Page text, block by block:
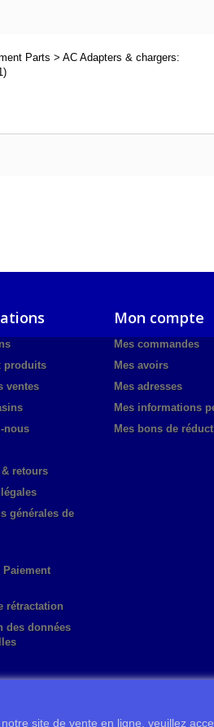
Parts > AC Adapters & chargers:
produits
ventes
nous
retours
générales de
Paiement
rétractation
des données
Mon compte
Mes commandes
Mes avoirs
Mes adresses
Mes informations
Mes bons de
site de vente en ligne, veuillez